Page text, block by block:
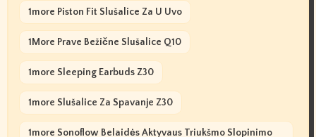
1more Piston Fit Slušalice Za U Uvo
1More Prave Bežične Slušalice Q10
1more Sleeping Earbuds Z30
1more Slušalice Za Spavanje Z30
1more Sonoflow Belaidės Aktyvaus Triukšmo Slopinimo